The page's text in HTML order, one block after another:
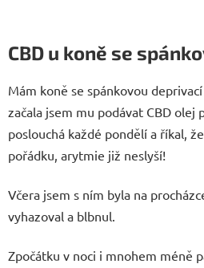
CBD u koně se
Mám koně se spánkovou
začala jsem mu podávat CBD olej
poslouchá každé pondělí a říkal,
pořádku, arytmie již neslyší!
Včera jsem s ním byla na
vyhazoval a blbnul.
Zpočátku v noci i mnohem méně